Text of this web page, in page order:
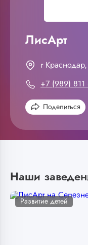
ЛисАрт
г
+7 (989) 811
Поделиться
Наши
Развитие детей